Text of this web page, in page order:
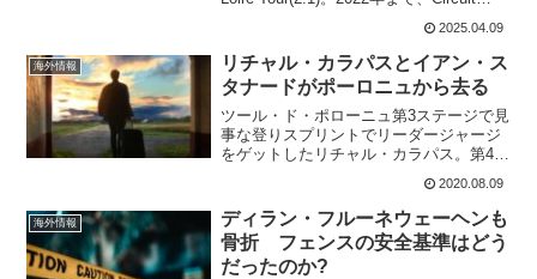
Cycliste Sarthe – Pays de la Loire(2.1)
2025.04.09
海外情報
リチャル・カラパスとイアン・ス
タナードがポーロニュから去る
ツール・ド・ポローニュ第3ステージで見
事な登りスプリントでリーダージャージ
をゲットしたリチャル・カラパス。第4ス
テージのクラッシュで、ジャージは破れ
パンツも破れるほどの落車。結局、16位
となってしまったが、第4ステージをスタ
ートすることなく...
2020.08.09
海外情報
ディラン・フルーネウェーヘンも
骨折 フェンスの安全基準はどう
だったのか?